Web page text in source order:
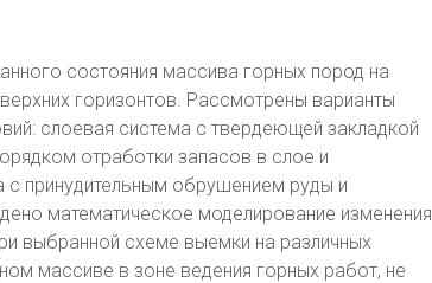
состояния массива горных пород на
горизонтов. Рассмотрены варианты
слоевая система с твердеющей закладкой
отработки запасов в слое и
принудительным обрушением руды и
математическое моделирование изменения
выбранной схеме выемки на различных
массиве в зоне ведения горных работ, не